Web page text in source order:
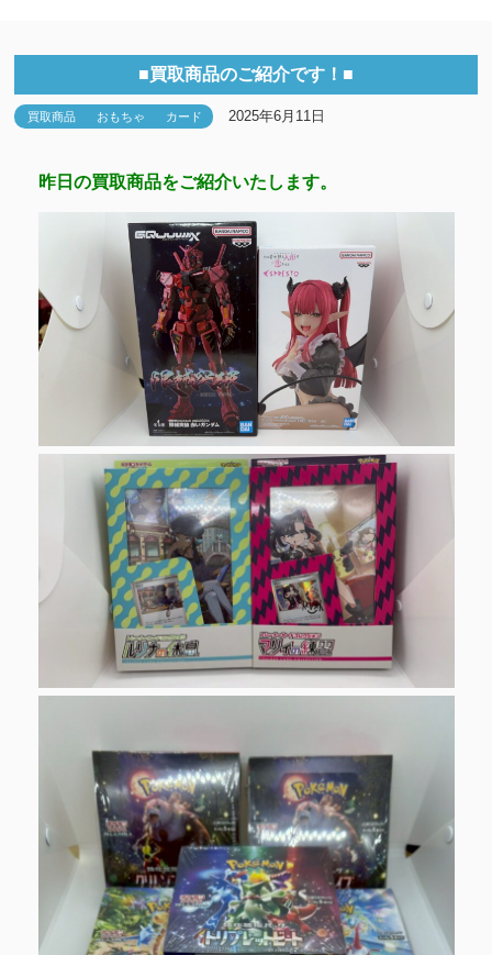
■買取商品のご紹介です！■
買取商品 おもちゃ カード 2025年6月11日
昨日の買取商品をご紹介いたします。